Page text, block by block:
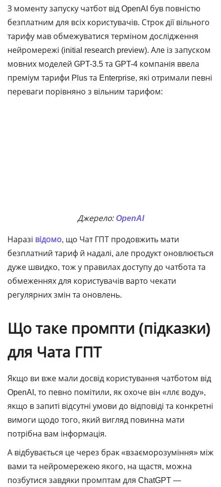
З моменту запуску чатбот від OpenAI був повністю
безплатним для всіх користувачів. Строк дії вільного
тарифу мав обмежуватися терміном дослідження
нейромережі (initial research preview). Але із запуском
мовних моделей GPT-3.5 та GPT-4 компанія ввела
преміум тарифи Plus та Enterprise, які отримали певні
переваги порівняно з вільним тарифом:
Джерело:OpenAI
Наразі відомо, що Чат ГПТ продовжить мати
безплатний тариф й надалі, але продукт оновлюється
дуже швидко, тож у правилах доступу до чатбота та
обмеженнях для користувачів варто чекати
регулярних змін та оновлень.
Що таке промпти (підказки)
для Чата ГПТ
Якщо ви вже мали досвід користування чатботом від
OpenAI, то певно помітили, як охоче він «ллє воду»,
якщо в запиті відсутні умови до відповіді та конкретні
вимоги щодо того, який вигляд повинна мати
потрібна вам інформація.
А відбувається це через брак «взаєморозуміння» між
вами та нейромережею якого, на щастя, можна
позбутися завдяки промптам для ChatGPT ―